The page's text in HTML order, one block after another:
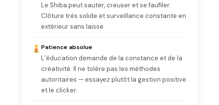
Le Shiba peut sauter, creuser et se faufiler.
Clôture très solide et surveillance constante en
extérieur sans laisse.
Patience absolue
L’éducation demande de la constance et de la
créativité. Il ne tolère pas les méthodes
autoritaires — essayez plutôt la gestion positive
et le clicker.